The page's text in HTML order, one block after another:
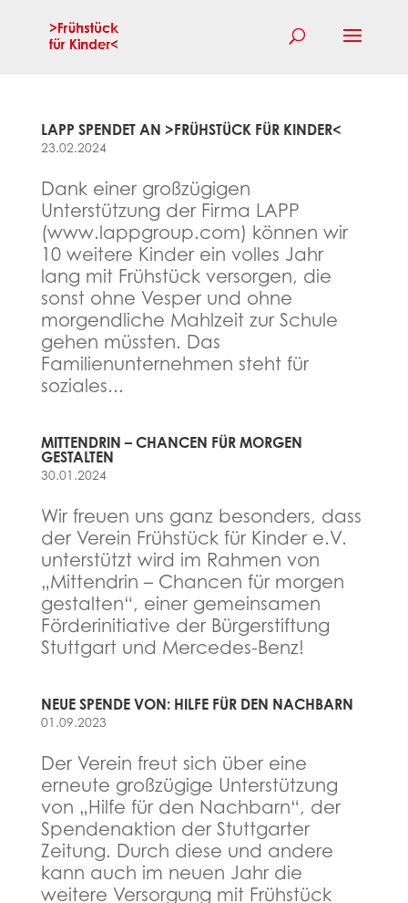
LAPP SPENDET AN >FRÜHSTÜCK FÜR KINDER<
23.02.2024
Dank einer großzügigen
Unterstützung der Firma LAPP
(www.lappgroup.com) können wir
10 weitere Kinder ein volles Jahr
lang mit Frühstück versorgen, die
sonst ohne Vesper und ohne
morgendliche Mahlzeit zur Schule
gehen müssten. Das
Familienunternehmen steht für
soziales...
MITTENDRIN – CHANCEN FÜR MORGEN
GESTALTEN
30.01.2024
Wir freuen uns ganz besonders, dass
der Verein Frühstück für Kinder e.V.
unterstützt wird im Rahmen von
„Mittendrin – Chancen für morgen
gestalten“, einer gemeinsamen
Förderinitiative der Bürgerstiftung
Stuttgart und Mercedes-Benz!
NEUE SPENDE VON: HILFE FÜR DEN NACHBARN
01.09.2023
Der Verein freut sich über eine
erneute großzügige Unterstützung
von „Hilfe für den Nachbarn“, der
Spendenaktion der Stuttgarter
Zeitung. Durch diese und andere
kann auch im neuen Jahr die
weitere Versorgung mit Frühstück